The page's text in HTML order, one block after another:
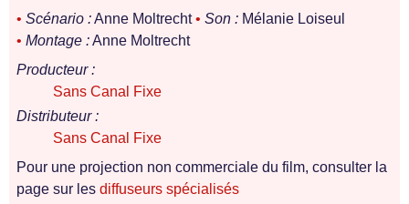
• Scénario :Anne Moltrecht• Son : Mélanie Loiseul
• Montage :Anne Moltrecht
Producteur :
Sans Canal Fixe
Distributeur :
Sans Canal Fixe
Pour une projection non commerciale du film, consulter la
page sur les diffuseurs spécialisés